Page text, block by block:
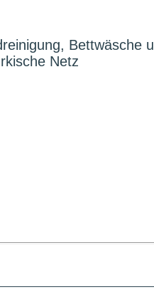
Bettwäsche
Netz